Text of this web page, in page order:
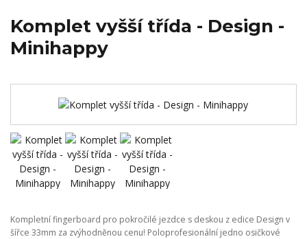
Komplet vyšší třída - Design -
Minihappy
Kompletní fingerboard pro pokročilé jezdce s deskou z edice Design v
šířce 33mm za zvýhodněnou cenu! Poloprofesionální jedno osičkové